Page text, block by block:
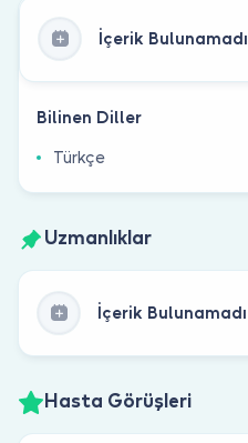
İçerik Bulunamadı
Bilinen Diller
Türkçe
Uzmanlıklar
İçerik Bulunamadı
Hasta Görüşleri